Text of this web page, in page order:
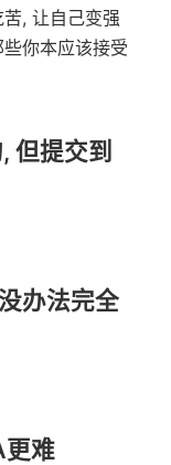
, 让自己变强
你本应该接受
但提交到
办法完全
更难